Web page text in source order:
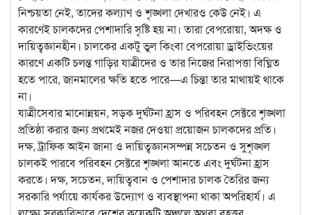
নিশ্চয়তা নেই, তাদের কল্যাণ ও শৃঙ্খলা দেখারও কেউ নেই। এ
কারণেই চালকদের পেশাদারি সৃষ্টি হয় না। তারা বেপরোয়া, অদক্ষ ও
দায়িত্বজ্ঞানহীন। চালকের একটু ভুল কিংবা বেপরোয়া ড্রাইভিংয়ের
কারণে একটি চলন্ত গাড়ির যাত্রীদের ও তার নিজের নিরাপত্তা বিঘ্নিত
হতে পারে, জানমালের ক্ষতি হতে পারে—এ চিন্তা তার মাথায়ই থাকে
না।
যাত্রীসেবার মানোন্নয়ন, সড়ক দুর্ঘটনা হ্রাস ও পরিবহন সেক্টরে শৃঙ্খলা
প্রতিষ্ঠা করার জন্য প্রথমেই নজর দেওয়া প্রয়োজন চালকদের প্রতি।
দক্ষ, ট্রাফিক আইন জানা ও দায়িত্বজ্ঞানসম্পন্ন সচেতন ও সুশৃঙ্খল
চালকই পারবে পরিবহন সেক্টরে শৃঙ্খলা আনতে এবং দুর্ঘটনা হ্রাস
করতে। দক্ষ, সচেতন, দায়িত্ববান ও পেশাদার চালক তৈরির জন্য
সরকারি পর্যায়ে কার্যকর উদ্যোগ ও ব্যবস্থাপনা থাকা অপরিহার্য। এ